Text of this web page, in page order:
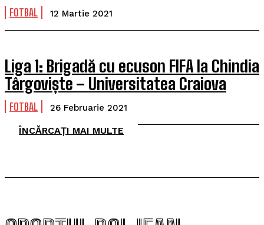
FOTBAL 12 Martie 2021
Liga 1: Brigadă cu ecuson FIFA la Chindia
Târgoviște – Universitatea Craiova
FOTBAL 26 Februarie 2021
ÎNCĂRCAȚI MAI MULTE